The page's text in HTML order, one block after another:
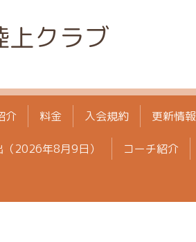
上クラブ
介 料金 入会規約 更新情報
2026年8月9日） コーチ紹介